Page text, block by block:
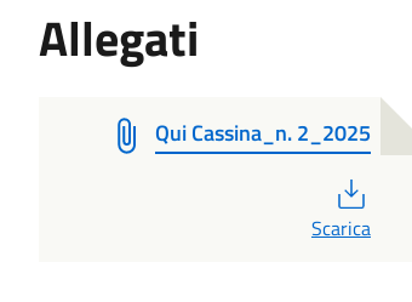
Allegati
Qui Cassina_n. 2_2025
Scarica